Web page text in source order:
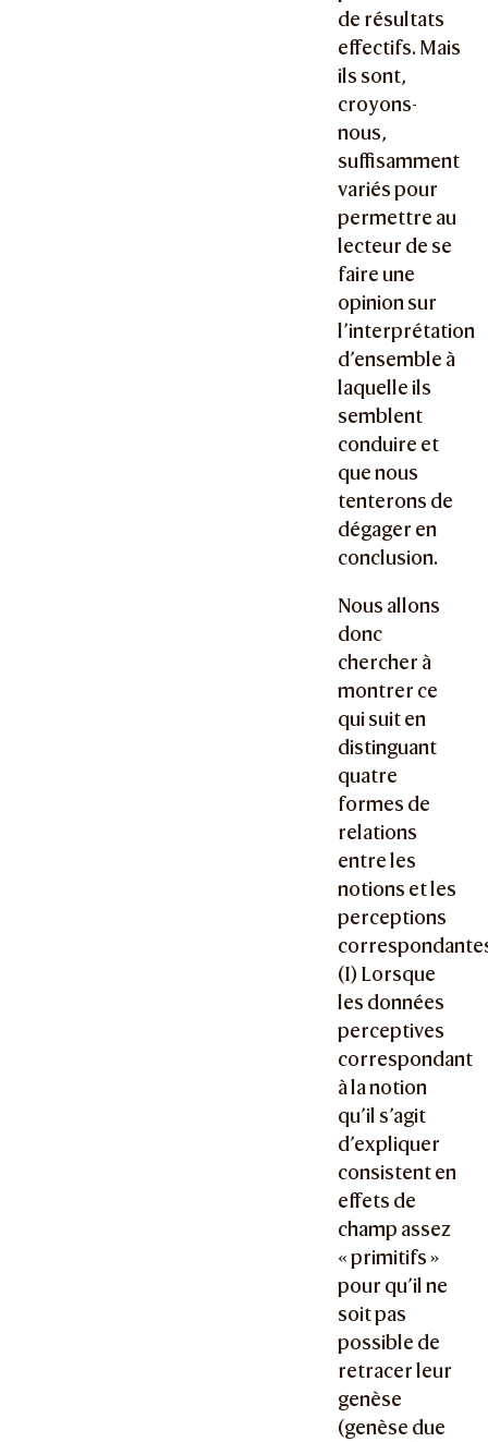
de résultats
effectifs. Mais
ils sont,
croyons-
nous,
suffisamment
variés pour
permettre au
lecteur de se
faire une
opinion sur
l’interprétation
d’ensemble à
laquelle ils
semblent
conduire et
que nous
tenterons de
dégager en
conclusion.
Nous allons
donc
chercher à
montrer ce
qui suit en
distinguant
quatre
formes de
relations
entre les
notions et les
perceptions
(I) Lorsque
les données
perceptives
correspondant
à la notion
qu’il s’agit
d’expliquer
consistent en
effets de
champ assez
« primitifs »
pour qu’il ne
soit pas
possible de
retracer leur
genèse
(genèse due